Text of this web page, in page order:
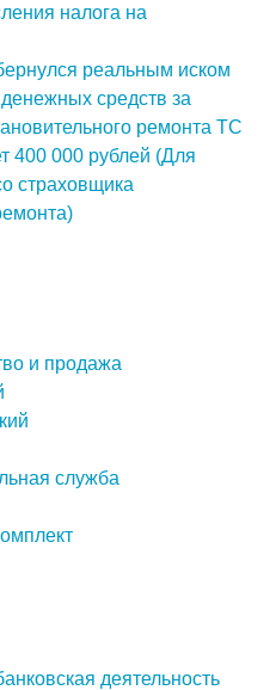
налога на
реальным иском
средств за
ремонта ТС
400 000 рублей (Для
страховщика
и продажа
служба
деятельность